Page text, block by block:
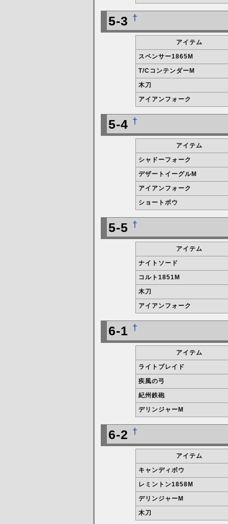
5-3 †
アイテム
スペンサー1865M
T/CコンテンダーM
木刀
アイアンフォーク
5-4 †
アイテム
シャドーフォーク
デザートイーグルM
アイアンフォーク
ショートボウ
5-5 †
アイテム
ナイトソード
コルト1851M
木刀
アイアンフォーク
6-1 †
アイテム
ライトブレイド
疾風の弓
紀州鉄砲
デリンジャーM
6-2 †
アイテム
キャンディボウ
レミントン1858M
デリンジャーM
木刀